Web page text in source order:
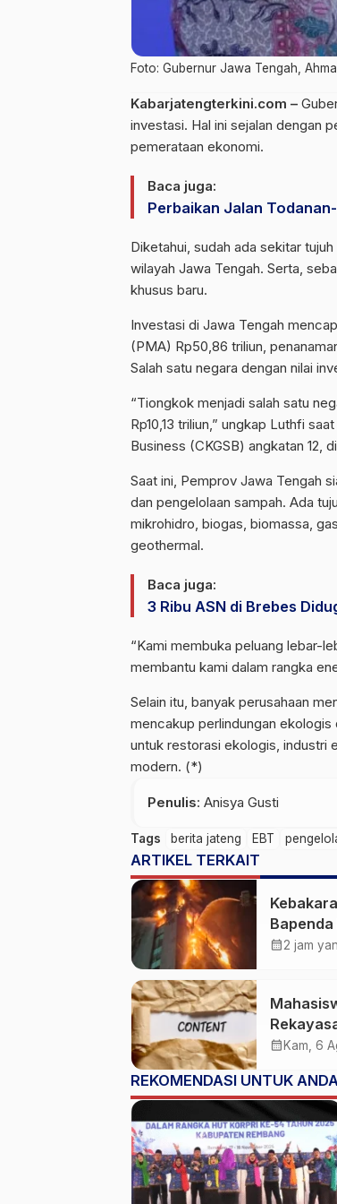
Foto: Gubernur Jawa Tengah,
Kabarjatengterkini.com –
investasi. Hal ini sejalan dengan
pemerataan ekonomi.
Baca juga:
Perbaikan Jalan
Diketahui, sudah ada sekitar
wilayah Jawa Tengah. Serta,
khusus baru.
Investasi di Jawa Tengah
(PMA) Rp50,86 triliun,
Salah satu negara dengan nilai
“Tiongkok menjadi salah satu
Rp10,13 triliun,” ungkap Luthfi
Business (CKGSB) angkatan 12,
Saat ini, Pemprov Jawa Tengah
dan pengelolaan sampah. Ada
mikrohidro, biogas, biomassa,
geothermal.
Baca juga:
3 Ribu ASN di Brebes
“Kami membuka peluang lebar-
membantu kami dalam rangka
Selain itu, banyak perusahaan
mencakup perlindungan
untuk restorasi ekologis, industri
modern. (*)
Penulis: Anisya Gusti
Tags berita jateng EBT
ARTIKEL TERKAIT
20 Unit
Kencang
calendar_month2 jam
Jadi
calendar_month Kam, 6
REKOMENDASI UNTUK